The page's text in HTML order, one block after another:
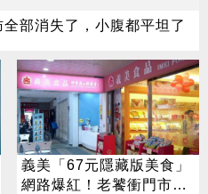
部消失了，小腹都平坦了
義美「67元隱藏版美食」
網路爆紅！老饕衝門市也